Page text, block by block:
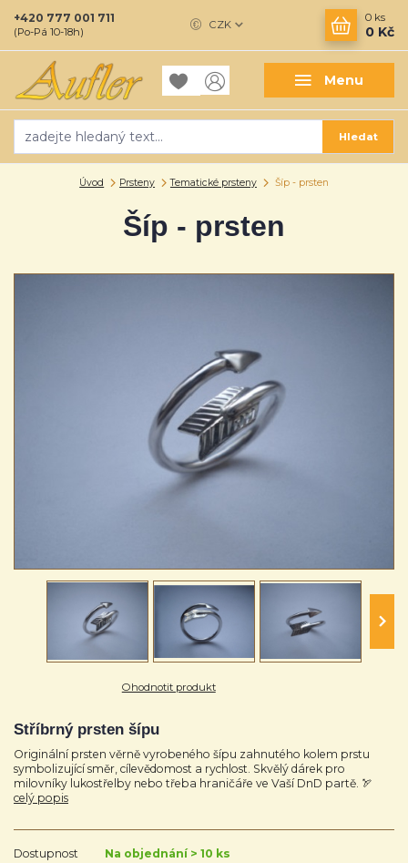
Menu
CZK
Hledat
+420 777 001 711
(Po-Pá 10-18h)
0 ks
0 Kč
Úvod Prsteny Tematické prsteny Šíp - prsten
Šíp - prsten
Ohodnotit produkt
Stříbrný prsten šípu
Originální prsten věrně vyrobeného šípu zahnutého kolem prstu
symbolizující směr, cílevědomost a rychlost. Skvělý dárek pro
milovníky lukostřelby nebo třeba hraničáře ve Vaší DnD partě. 🏹
celý popis
Dostupnost
Na objednání > 10 ks